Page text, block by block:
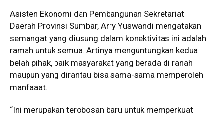
Asisten Ekonomi dan Pembangunan Sekretariat
Daerah Provinsi Sumbar, Arry Yuswandi mengatakan
semangat yang diusung dalam konektivitas ini adalah
ramah untuk semua. Artinya menguntungkan kedua
belah pihak, baik masyarakat yang berada di ranah
maupun yang dirantau bisa sama-sama memperoleh
manfaaat.
“Ini merupakan terobosan baru untuk memperkuat